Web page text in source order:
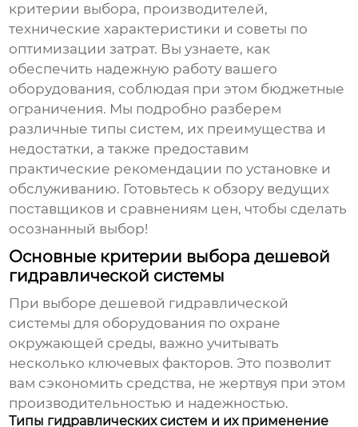
критерии выбора, производителей,
технические характеристики и советы по
оптимизации затрат. Вы узнаете, как
обеспечить надежную работу вашего
оборудования, соблюдая при этом бюджетные
ограничения. Мы подробно разберем
различные типы систем, их преимущества и
недостатки, а также предоставим
практические рекомендации по установке и
обслуживанию. Готовьтесь к обзору ведущих
поставщиков и сравнениям цен, чтобы сделать
осознанный выбор!
Основные критерии выбора дешевой
гидравлической системы
При выборедешевой гидравлической
системы для оборудования по охране
окружающей среды, важно учитывать
несколько ключевых факторов. Это позволит
вам сэкономить средства, не жертвуя при этом
производительностью и надежностью.
Типы гидравлических систем и их применение